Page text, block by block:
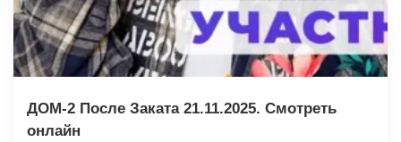
ДОМ-2 После Заката 21.11.2025. Смотреть
онлайн